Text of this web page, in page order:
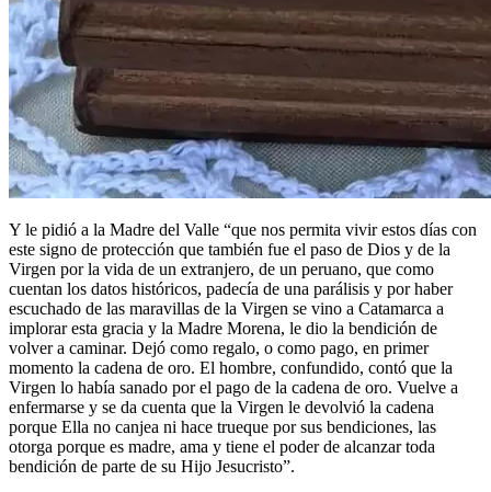
Y le pidió a la Madre del Valle “que nos permita vivir estos días con
este signo de protección que también fue el paso de Dios y de la
Virgen por la vida de un extranjero, de un peruano, que como
cuentan los datos históricos, padecía de una parálisis y por haber
escuchado de las maravillas de la Virgen se vino a Catamarca a
implorar esta gracia y la Madre Morena, le dio la bendición de
volver a caminar. Dejó como regalo, o como pago, en primer
momento la cadena de oro. El hombre, confundido, contó que la
Virgen lo había sanado por el pago de la cadena de oro. Vuelve a
enfermarse y se da cuenta que la Virgen le devolvió la cadena
porque Ella no canjea ni hace trueque por sus bendiciones, las
otorga porque es madre, ama y tiene el poder de alcanzar toda
bendición de parte de su Hijo Jesucristo”.